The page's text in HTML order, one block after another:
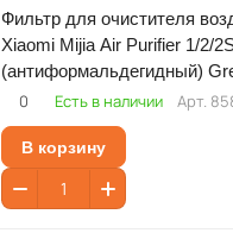
Фильтр для очистителя
Xiaomi Mijia Air Purifier 1/2/
(антиформальдегидный)
(Зеленый)
0 Есть в наличии Арт.
В корзину